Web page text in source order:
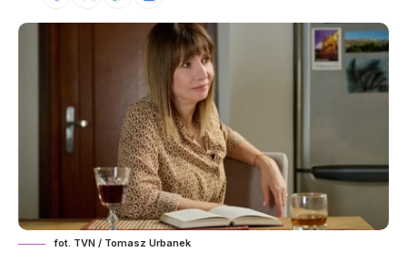
fot. TVN / Tomasz Urbanek